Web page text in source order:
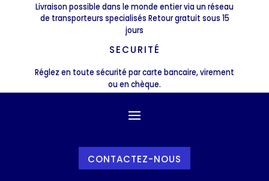
Livraison possible dans le monde entier via un réseau
de transporteurs specialisés Retour gratuit sous 15
jours
SECURITÉ
Réglez en toute sécurité par carte bancaire, virement
ou en chèque.
CONTACTEZ-NOUS